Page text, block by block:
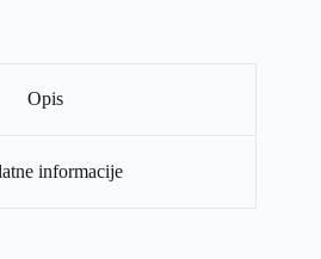
Opis
informacije